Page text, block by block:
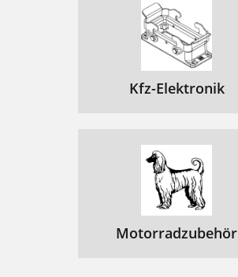
Kfz-Elektronik
Motorradzubehör